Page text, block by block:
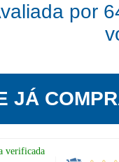
por
JÁ
verificada